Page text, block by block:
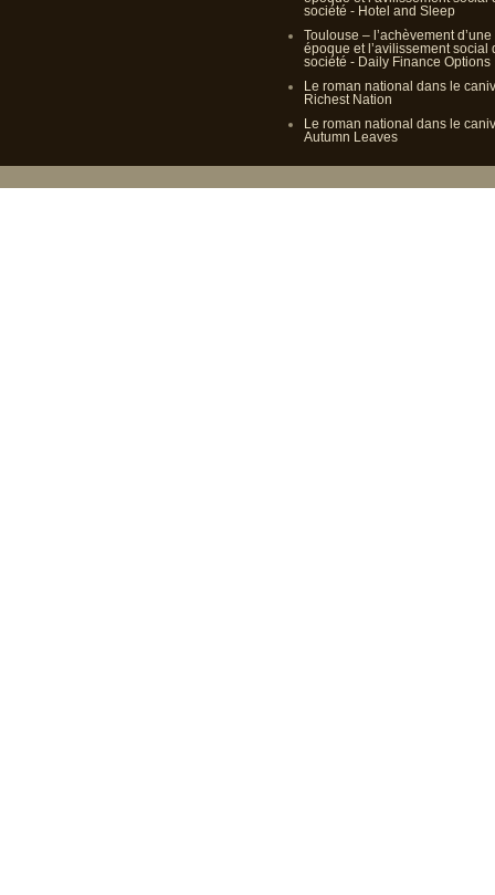
société - Hotel and Sleep
Toulouse – l’achèvement d’une
époque et l’avilissement social
société - Daily Finance Options
Le roman national dans le
Richest Nation
Le roman national dans le
Autumn Leaves